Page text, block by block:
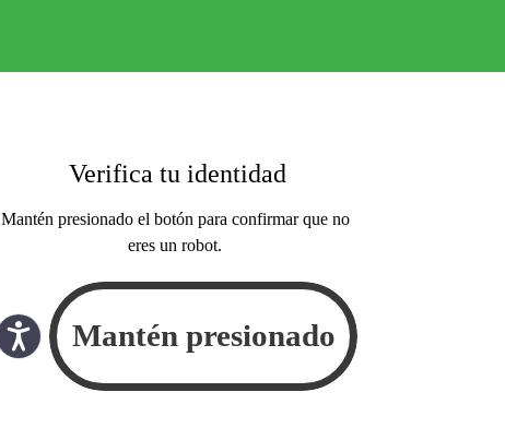
Verifica tu identidad
Mantén presionado el botón para confirmar que no
eres un robot.